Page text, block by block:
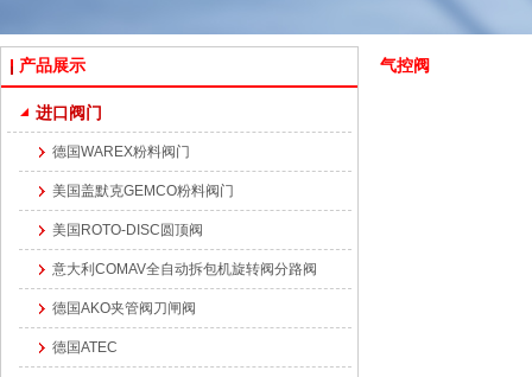
产品展示
进口阀门
德国WAREX粉料阀门
美国盖默克GEMCO粉料阀门
美国ROTO-DISC圆顶阀
意大利COMAV全自动拆包机旋转阀分路阀
德国AKO夹管阀刀闸阀
德国ATEC
气控阀